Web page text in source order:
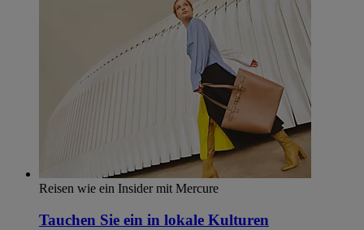
Reisen wie ein Insider mit Mercure
Tauchen Sie ein in lokale Kulturen